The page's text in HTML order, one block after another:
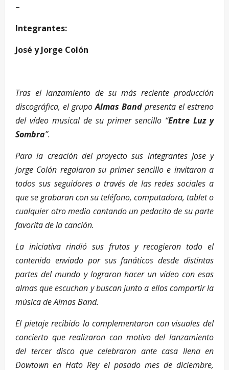
–
Integrantes:
José y Jorge Colón
Tras el lanzamiento de su más reciente producción
discográfica, el grupoAlmas Band presenta el estreno
del vídeo musical de su primer sencillo “Entre Luz y
Sombra”.
Para la creación del proyecto sus integrantes Jose y
Jorge Colón regalaron su primer sencillo e invitaron a
todos sus seguidores a través de las redes sociales a
que se grabaran con su teléfono, computadora, tablet o
cualquier otro medio cantando un pedacito de su parte
favorita de la canción.
La iniciativa rindió sus frutos y recogieron todo el
contenido enviado por sus fanáticos desde distintas
partes del mundo y lograron hacer un vídeo con esas
almas que escuchan y buscan junto a ellos compartir la
música de Almas Band.
El pietaje recibido lo complementaron con visuales del
concierto que realizaron con motivo del lanzamiento
del tercer disco que celebraron ante casa llena en
Dowtown en Hato Rey el pasado mes de diciembre,